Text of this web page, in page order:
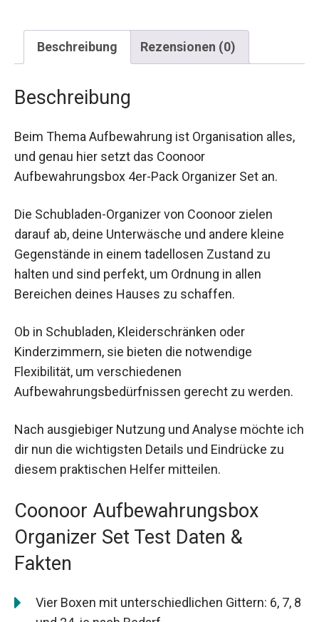
Beschreibung Rezensionen (0)
Beschreibung
Beim Thema Aufbewahrung ist Organisation alles,
und genau hier setzt das Coonoor
Aufbewahrungsbox 4er-Pack Organizer Set an.
Die Schubladen-Organizer von Coonoor zielen
darauf ab, deine Unterwäsche und andere kleine
Gegenstände in einem tadellosen Zustand zu
halten und sind perfekt, um Ordnung in allen
Bereichen deines Hauses zu schaffen.
Ob in Schubladen, Kleiderschränken oder
Kinderzimmern, sie bieten die notwendige
Flexibilität, um verschiedenen
Aufbewahrungsbedürfnissen gerecht zu werden.
Nach ausgiebiger Nutzung und Analyse möchte ich
dir nun die wichtigsten Details und Eindrücke zu
diesem praktischen Helfer mitteilen.
Coonoor Aufbewahrungsbox
Organizer Set Test Daten &
Fakten
Vier Boxen mit unterschiedlichen Gittern: 6, 7, 8